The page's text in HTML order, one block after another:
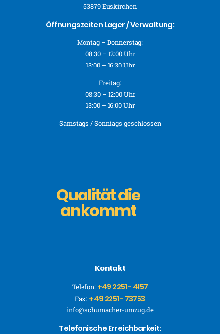
53879 Euskirchen
Öffnungszeiten Lager / Verwaltung:
Montag – Donnerstag:
08:30 – 12:00 Uhr
13:00 – 16:30 Uhr
Freitag:
08:30 – 12:00 Uhr
13:00 – 16:00 Uhr
Samstags / Sonntags geschlossen
Qualität die
ankommt
Kontakt
Telefon: +49 2251 - 4157
Fax: +49 2251 - 73753
info@schumacher-umzug.de
Telefonische Erreichbarkeit: